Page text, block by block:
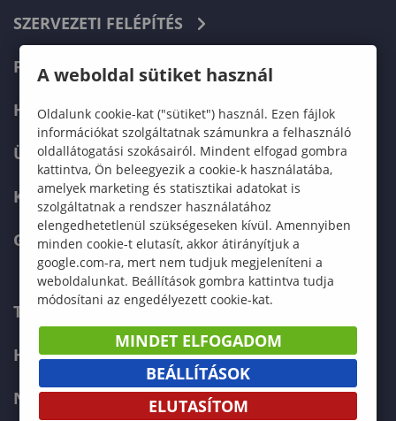
SZERVEZETI FELÉPÍTÉS
FELVÉTELIZŐKNEK
HALLGATÓKNAK
ÜZLETI PARTNEREKNEK
KARRIER
GREEN UNIVERSITY
TELEFONKÖNYV
HIBABEJELENTÉS
NEPTUN
A weboldal sütiket használ
Oldalunk cookie-kat ("sütiket") használ. Ezen fájlok
információkat szolgáltatnak számunkra a felhasználó
oldallátogatási szokásairól. Mindent elfogad gombra
kattintva, Ön beleegyezik a cookie-k használatába,
amelyek marketing és statisztikai adatokat is
szolgáltatnak a rendszer használatához
elengedhetetlenül szükségeseken kívül. Amennyiben
minden cookie-t elutasít, akkor átirányítjuk a
google.com-ra, mert nem tudjuk megjeleníteni a
weboldalunkat. Beállítások gombra kattintva tudja
módosítani az engedélyezett cookie-kat.
MINDET ELFOGADOM
BEÁLLÍTÁSOK
ELUTASÍTOM